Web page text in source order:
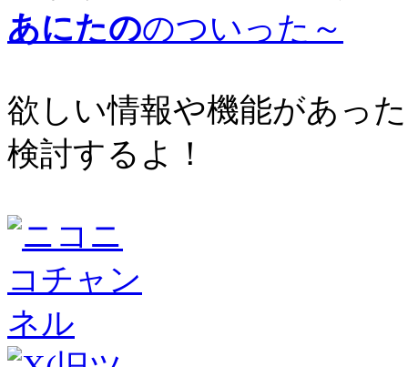
あにたののついった～
欲しい情報や機能があっ
検討するよ！